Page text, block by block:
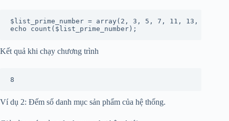
$list_prime_number = array(2, 3, 5, 7, 11, 13, 17,
echo count($list_prime_number);
Kết quả khi chạy chương trình
8
Ví dụ 2: Đếm số danh mục sản phẩm của hệ thống.